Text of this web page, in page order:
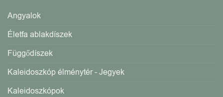
Angyalok
Életfa ablakdíszek
Függődíszek
Kaleidoszkóp élménytér - Jegyek
Kaleidoszkópok